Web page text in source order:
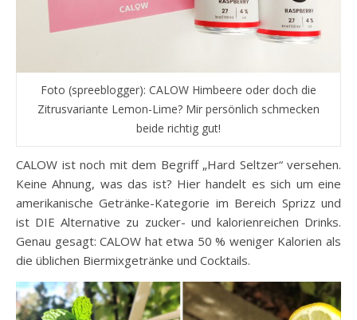
Foto (spreeblogger): CALOW Himbeere oder doch die
Zitrusvariante Lemon-Lime? Mir persönlich schmecken
beide richtig gut!
CALOW ist noch mit dem Begriff „Hard Seltzer“ versehen.
Keine Ahnung, was das ist? Hier handelt es sich um eine
amerikanische Getränke-Kategorie im Bereich Sprizz und
ist DIE Alternative zu zucker- und kalorienreichen Drinks.
Genau gesagt: CALOW hat etwa 50 % weniger Kalorien als
die üblichen Biermixgetränke und Cocktails.